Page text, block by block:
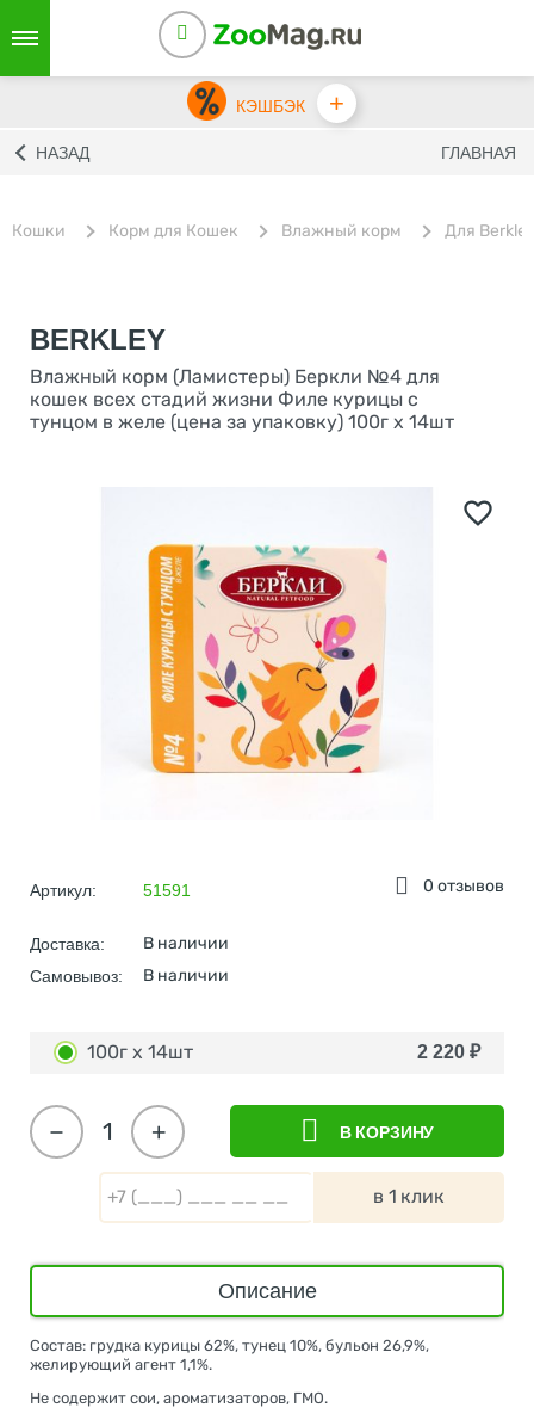
КЭШБЭК +
НАЗАД ГЛАВНАЯ
Кошки Корм для Кошек Влажный корм Для
BERKLEY
Влажный корм (Ламистеры) Беркли №4 для
кошек всех стадий жизни Филе курицы с
тунцом в желе (цена за упаковку) 100г х 14шт
0 отзывов
Артикул: 51591
Доставка: В наличии
Самовывоз: В наличии
100г х 14шт 2 220 ₽
+
− В КОРЗИНУ
в 1 клик
Описание
Состав: грудка курицы 62%, тунец 10%, бульон 26,9%,
желирующий агент 1,1%.
Не содержит сои, ароматизаторов, ГМО.